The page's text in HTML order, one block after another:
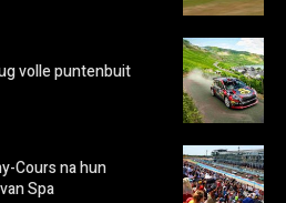
volle puntenbuit
Cours na hun
Spa